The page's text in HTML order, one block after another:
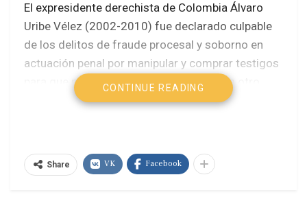
El expresidente derechista de Colombia Álvaro
Uribe Vélez (2002-2010) fue declarado culpable
de los delitos de fraude procesal y soborno en
actuación penal por manipular y comprar testigos
para que modificaran sus testimonios en otro
proceso que se le seguía por nexos con el
denominó el juicio del siglo .
CONTINUE READING
Share VK Facebook